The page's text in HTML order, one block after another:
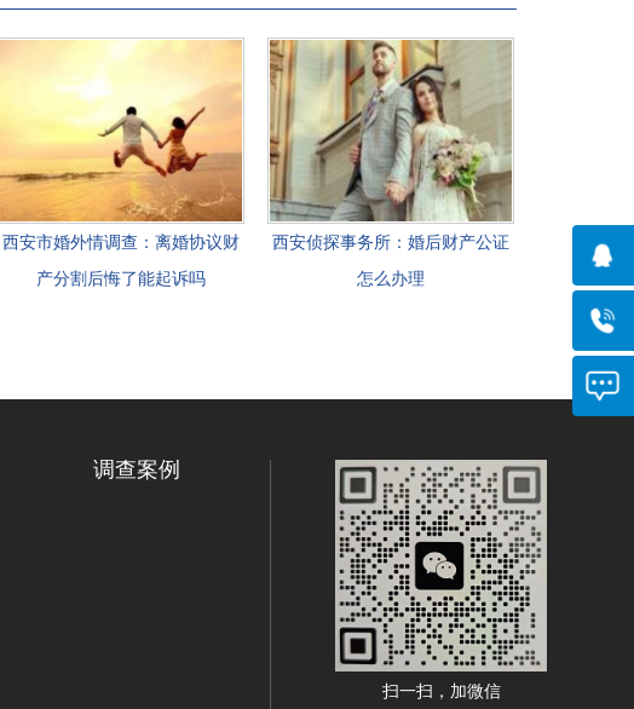
西安市婚外情调查：离婚协议财
产分割后悔了能起诉吗
西安侦探事务所：婚后财产公证
怎么办理
调查案例
扫一扫，加微信